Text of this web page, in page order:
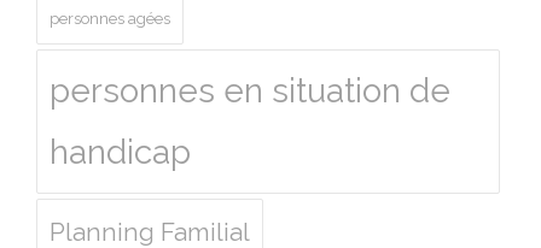
personnes agées
personnes en situation de
handicap
Planning Familial